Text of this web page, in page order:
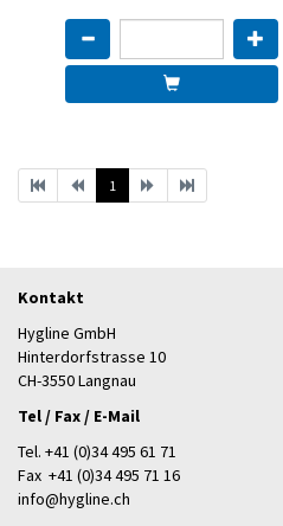
1
Kontakt
Hygline GmbH
Hinterdorfstrasse 10
CH-3550 Langnau
Tel / Fax / E-Mail
Tel. +41 (0)34 495 61 71
Fax +41 (0)34 495 71 16
info@hygline.ch